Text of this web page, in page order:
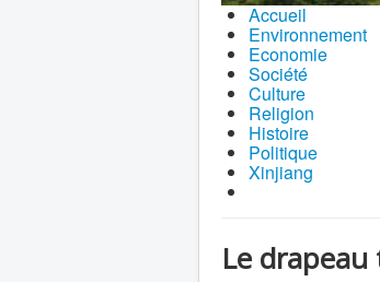
Accueil
Environnement
Economie
Société
Culture
Religion
Histoire
Politique
Xinjiang
Le